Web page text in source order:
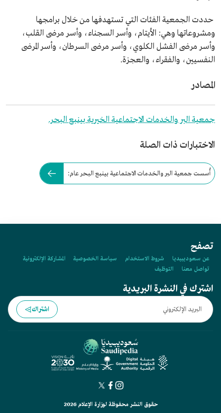
حددت الجمعية الفئات التي تستهدفها من خلال برامجها
ومشروعاتها وهي: الأيتام، وأسر السجناء، وأسر مرضى القلب،
وأسر مرضى الفشل الكلوي، وأسر مرضى السرطان، وأسر المرضى
النفسيين، والفقراء، والعجزة.
المصادر
جمعية البر والخدمات الاجتماعية الخيرية بينبع البحر.
الاختبارات ذات الصلة
أُسست جمعية البر والخدمات الاجتماعية بينبع البحر عام:
تصفح
عن سعوديبيديا شروط الاستخدام سياسة الخصوصية
المشاركة الإلكترونية
تواصل معنا
التوظيف
اشترك في النشرة البريدية
اشتراك
حقوق النشر محفوظة لوزارة الإعلام 2026